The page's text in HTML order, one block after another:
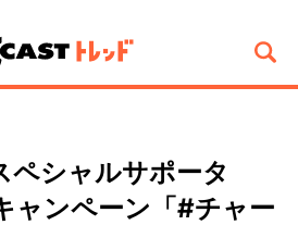
ペシャルサポータ
ンペーン「#チャー